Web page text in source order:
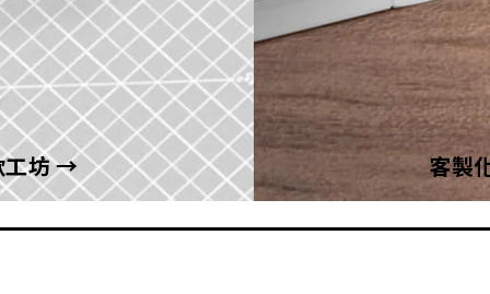
工坊 → 客製